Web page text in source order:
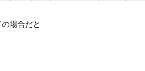
場合だと